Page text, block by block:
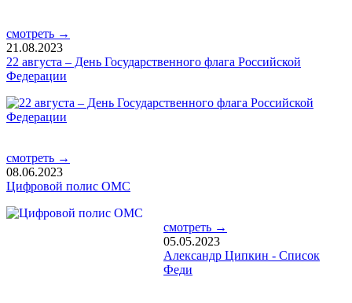
смотреть →
21.08.2023
22 августа – День Государственного флага Российской
Федерации
смотреть →
08.06.2023
Цифровой полис ОМС
смотреть →
05.05.2023
Александр Ципкин - Список
Феди